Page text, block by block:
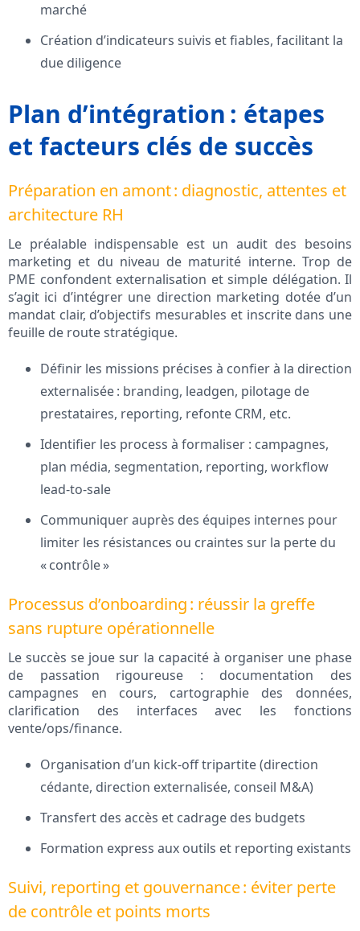
marché
Création d’indicateurs suivis et fiables, facilitant la
due diligence
Plan d’intégration : étapes
et facteurs clés de succès
Préparation en amont : diagnostic, attentes et
architecture RH
Le préalable indispensable est un audit des besoins
marketing et du niveau de maturité interne. Trop de
PME confondent externalisation et simple délégation. Il
s’agit ici d’intégrer une direction marketing dotée d’un
mandat clair, d’objectifs mesurables et inscrite dans une
feuille de route stratégique.
Définir les missions précises à confier à la direction
externalisée : branding, leadgen, pilotage de
prestataires, reporting, refonte CRM, etc.
Identifier les process à formaliser : campagnes,
plan média, segmentation, reporting, workflow
lead-to-sale
Communiquer auprès des équipes internes pour
limiter les résistances ou craintes sur la perte du
« contrôle »
Processus d’onboarding : réussir la greffe
sans rupture opérationnelle
Le succès se joue sur la capacité à organiser une phase
de passation rigoureuse : documentation des
campagnes en cours, cartographie des données,
clarification des interfaces avec les fonctions
vente/ops/finance.
Organisation d’un kick-off tripartite (direction
cédante, direction externalisée, conseil M&A)
Transfert des accès et cadrage des budgets
Formation express aux outils et reporting existants
Suivi, reporting et gouvernance : éviter perte
de contrôle et points morts